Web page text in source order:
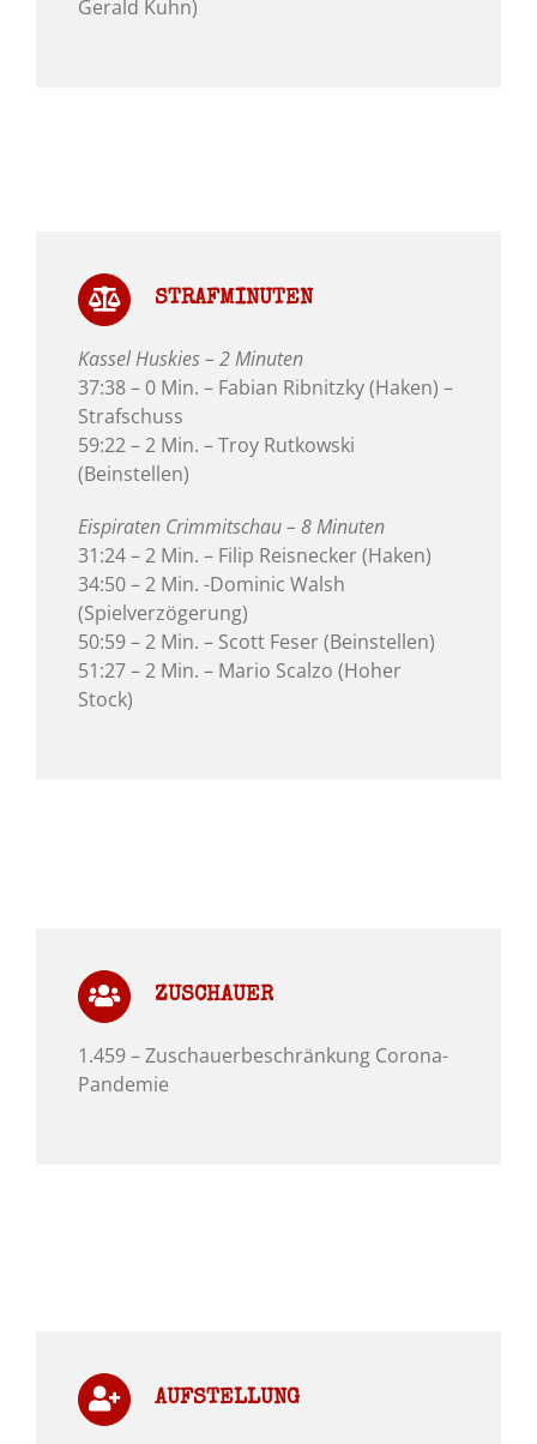
Gerald Kuhn)
STRAFMINUTEN
Kassel Huskies – 2 Minuten
37:38 – 0 Min. – Fabian Ribnitzky (Haken) –
Strafschuss
59:22 – 2 Min. – Troy Rutkowski
(Beinstellen)
Eispiraten Crimmitschau – 8 Minuten
31:24 – 2 Min. – Filip Reisnecker (Haken)
34:50 – 2 Min. -Dominic Walsh
(Spielverzögerung)
50:59 – 2 Min. – Scott Feser (Beinstellen)
51:27 – 2 Min. – Mario Scalzo (Hoher
Stock)
ZUSCHAUER
1.459 – Zuschauerbeschränkung Corona-
Pandemie
AUFSTELLUNG